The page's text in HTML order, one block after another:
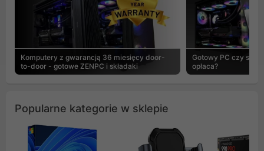
Komputery z gwarancją 36 miesięcy door-
to-door - gotowe ZENPC i składaki
Gotowy PC czy
opłaca?
Popularne kategorie w sklepie